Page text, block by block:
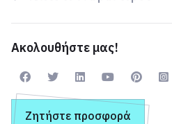
Ακολουθήστε μας!
Ζητήστε προσφορά